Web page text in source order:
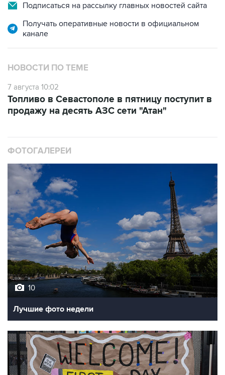
Подписаться на рассылку главных новостей сайта
Получать оперативные новости в официальном
канале
НОВОСТИ ПО ТЕМЕ
7 августа 10:02
Топливо в Севастополе в пятницу поступит в
продажу на десять АЗС сети "Атан"
ФОТОГАЛЕРЕИ
10
Лучшие фото недели